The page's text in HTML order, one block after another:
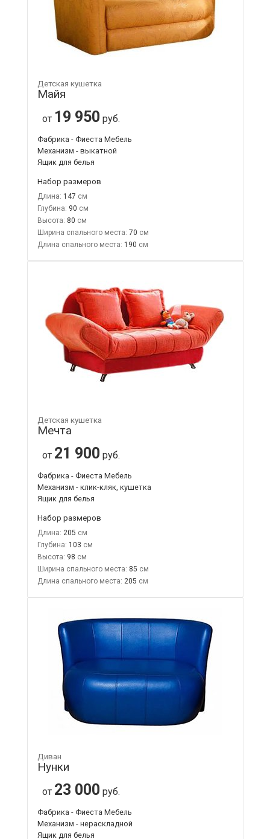
Детская кушетка
Майя
от 19 950 руб.
Фабрика - Фиеста Мебель
Механизм - выкатной
Ящик для белья
Набор размеров
Длина: 147
Глубина: 90
Высота: 80
Ширина спального места: 70
Длина спального места: 190
Детская кушетка
Мечта
от 21 900 руб.
Фабрика - Фиеста Мебель
Механизм - клик-кляк, кушетка
Ящик для белья
Набор размеров
Длина: 205
Глубина: 103
Высота: 98
Ширина спального места: 85
Длина спального места: 205
Диван
Нунки
от 23 000 руб.
Фабрика - Фиеста Мебель
Механизм - нераскладной
Ящик для белья